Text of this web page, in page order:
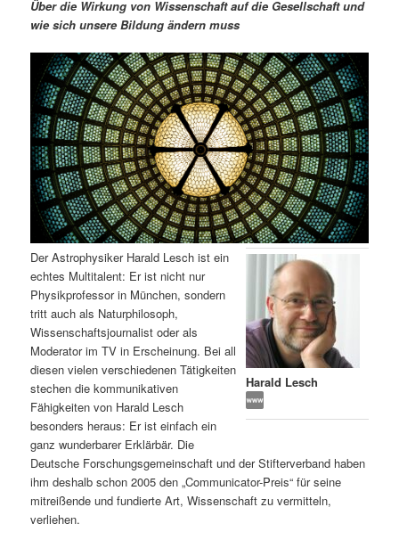
r
e
n
I
n
h
a
l
t
s
p
r
d
ä
r
e
n
I
n
h
a
l
t
s
n
a
a
t
i
o
n
Über die Wirkung von Wissenschaft auf die Gesellschaft und
wie sich unsere Bildung ändern muss
Harald Lesch
Der Astrophysiker Harald Lesch ist ein
echtes Multitalent: Er ist nicht nur
Physikprofessor in München, sondern
tritt auch als Naturphilosoph,
Wissenschaftsjournalist oder als
Moderator im TV in Erscheinung. Bei all
diesen vielen verschiedenen Tätigkeiten
stechen die kommunikativen
Fähigkeiten von Harald Lesch
besonders heraus: Er ist einfach ein
ganz wunderbarer Erklärbär. Die
Deutsche Forschungsgemeinschaft und der Stifterverband haben
ihm deshalb schon 2005 den „Communicator-Preis“ für seine
mitreißende und fundierte Art, Wissenschaft zu vermitteln,
verliehen.